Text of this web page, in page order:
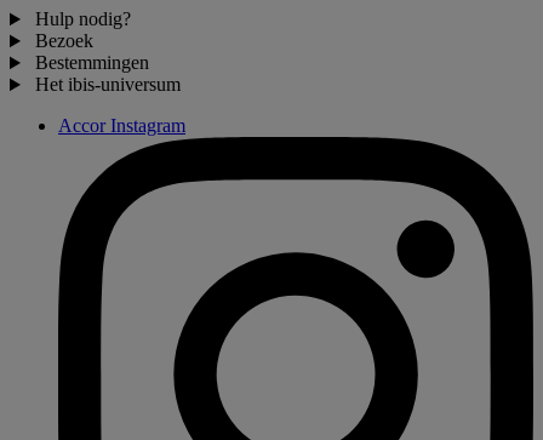
Hulp nodig?
Bezoek
Bestemmingen
Het ibis-universum
Accor Instagram